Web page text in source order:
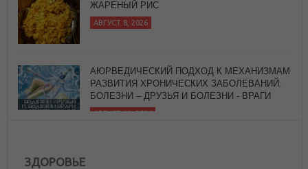
АЮРВЕДИЧЕСКИЙ ПОДХОД К МЕХАНИЗМАМ
РАЗВИТИЯ ХРОНИЧЕСКИХ ЗАБОЛЕВАНИЙ.
БОЛЕЗНИ – ДРУЗЬЯ И БОЛЕЗНИ - ВРАГИ
ЗДОРОВЬЕ